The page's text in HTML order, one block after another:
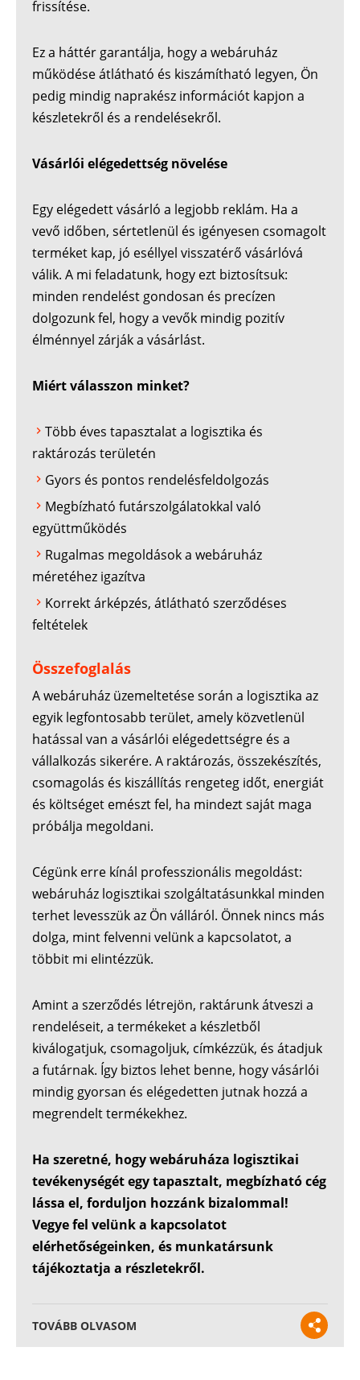
frissítése.
Ez a háttér garantálja, hogy a webáruház
működése átlátható és kiszámítható legyen, Ön
pedig mindig naprakész információt kapjon a
készletekről és a rendelésekről.
Vásárlói elégedettség növelése
Egy elégedett vásárló a legjobb reklám. Ha a
vevő időben, sértetlenül és igényesen csomagolt
terméket kap, jó eséllyel visszatérő vásárlóvá
válik. A mi feladatunk, hogy ezt biztosítsuk:
minden rendelést gondosan és precízen
dolgozunk fel, hogy a vevők mindig pozitív
élménnyel zárják a vásárlást.
Miért válasszon minket?
Több éves tapasztalat a logisztika és
raktározás területén
Gyors és pontos rendelésfeldolgozás
Megbízható futárszolgálatokkal való
együttműködés
Rugalmas megoldások a webáruház
méretéhez igazítva
Korrekt árképzés, átlátható szerződéses
feltételek
Összefoglalás
A webáruház üzemeltetése során a logisztika az
egyik legfontosabb terület, amely közvetlenül
hatással van a vásárlói elégedettségre és a
vállalkozás sikerére. A raktározás, összekészítés,
csomagolás és kiszállítás rengeteg időt, energiát
és költséget emészt fel, ha mindezt saját maga
próbálja megoldani.
Cégünk erre kínál professzionális megoldást:
webáruház logisztikai szolgáltatásunkkal minden
terhet levesszük az Ön válláról. Önnek nincs más
dolga, mint felvenni velünk a kapcsolatot, a
többit mi elintézzük.
Amint a szerződés létrejön, raktárunk átveszi a
rendeléseit, a termékeket a készletből
kiválogatjuk, csomagoljuk, címkézzük, és átadjuk
a futárnak. Így biztos lehet benne, hogy vásárlói
mindig gyorsan és elégedetten jutnak hozzá a
megrendelt termékekhez.
Ha szeretné, hogy webáruháza logisztikai
tevékenységét egy tapasztalt, megbízható cég
lássa el, forduljon hozzánk bizalommal!
Vegye fel velünk a kapcsolatot
elérhetőségeinken, és munkatársunk
tájékoztatja a részletekről.
TOVÁBB OLVASOM